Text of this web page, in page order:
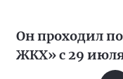
Он проходил
ЖКХ» с 29 июля